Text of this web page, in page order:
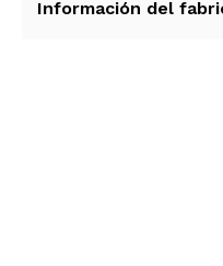
Información del